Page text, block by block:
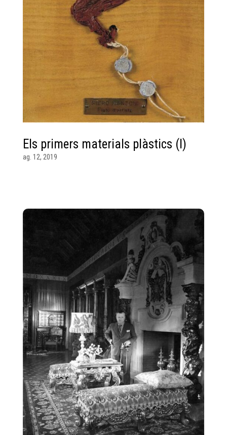
Els primers materials plàstics (I)
ag. 12, 2019